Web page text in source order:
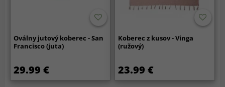
Oválny jutový koberec - San
Francisco (juta)
29.99 €
Koberec z kusov - Vinga
(ružový)
23.99 €